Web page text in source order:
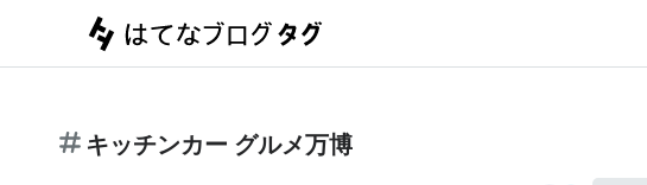
キッチンカー グルメ万博